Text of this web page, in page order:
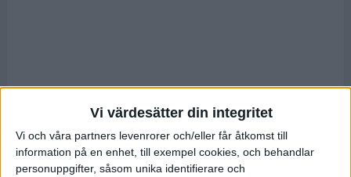
Vi värdesätter din integritet
Vi och våra partners levenrorer och/eller får åtkomst till
information på en enhet, till exempel cookies, och behandlar
personuppgifter, såsom unika identifierare och